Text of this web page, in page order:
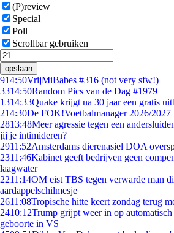
(P)review
Special
Poll
Scrollbar gebruiken
opslaan
914:50VrijMiBabes #316 (not very sfw!)
3314:50Random Pics van de Dag #1979
1314:33Quake krijgt na 30 jaar een gratis
214:30De FOK!Voetbalmanager 2026/2027
2813:48Meer agressie tegen een
jij je intimideren?
2911:52Amsterdams dierenasiel DOA
2311:46Kabinet geeft bedrijven geen
laagwater
2211:14OM eist TBS tegen verwarde man
aardappelschilmesje
2611:08Tropische hitte keert zondag terug
2410:12Trump grijpt weer in op automatisch
geboorte in VS